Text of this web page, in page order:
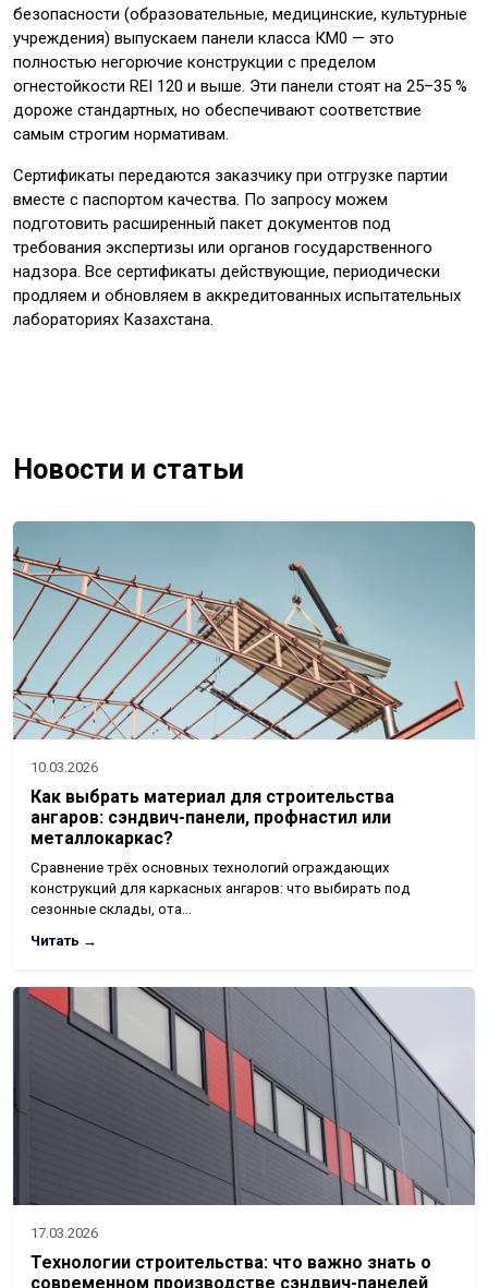
безопасности (образовательные, медицинские, культурные
учреждения) выпускаем панели класса КМ0 — это
полностью негорючие конструкции с пределом
огнестойкости REI 120 и выше. Эти панели стоят на 25–35 %
дороже стандартных, но обеспечивают соответствие
самым строгим нормативам.
Сертификаты передаются заказчику при отгрузке партии
вместе с паспортом качества. По запросу можем
подготовить расширенный пакет документов под
требования экспертизы или органов государственного
надзора. Все сертификаты действующие, периодически
продляем и обновляем в аккредитованных испытательных
лабораториях Казахстана.
Новости и статьи
10.03.2026
Как выбрать материал для строительства
ангаров: сэндвич-панели, профнастил или
металлокаркас?
Сравнение трёх основных технологий ограждающих
конструкций для каркасных ангаров: что выбирать под
сезонные склады, ота…
Читать →
17.03.2026
Технологии строительства: что важно знать о
современном производстве сэндвич-панелей